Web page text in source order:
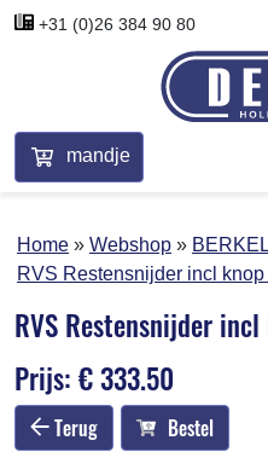
+31 (0)26 384 90 80
mandje
Home Webshop
RVS Restensnijder incl knop
RVS Restensnijder
Prijs: € 333.50
Terug Bestel